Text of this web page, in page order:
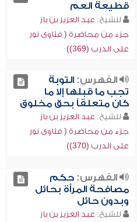
قطيعة العم
للشيخ: عبد العزيز بن باز
جزء من محاضرة ( فتاوى نور
على الدرب (369))
الفهرس:التوبة
تجب ما قبلها إلا ما
كان متعلقاً بحق مخلوق
للشيخ: عبد العزيز بن باز
جزء من محاضرة ( فتاوى نور
على الدرب (370))
الفهرس:حكم
مصافحة المرأة بحائل
وبدون حائل
للشيخ: عبد العزيز بن باز